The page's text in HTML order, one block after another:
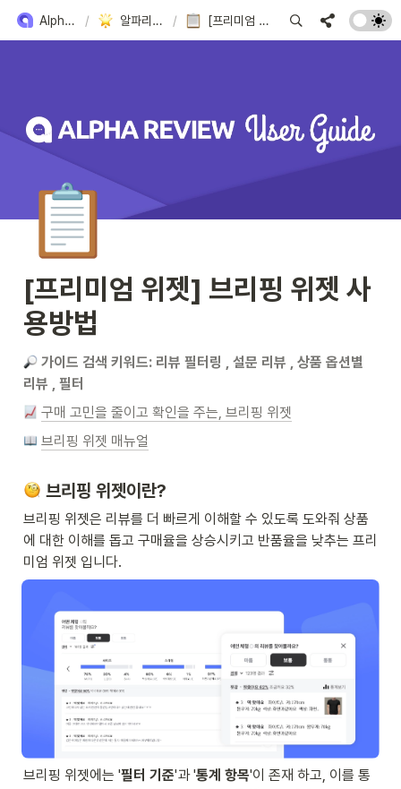
Alpha Review 사용 방법 / 알파리뷰만의 프리미엄 - 브리핑 위젯(카페24 전용) / [프리미엄 위젯] 브리핑 위젯 사용방법
📋
[프리미엄 위젯] 브리핑 위젯 사
용방법
가이드 검색 키워드: 리뷰 필터링 , 설문 리뷰 , 상품 옵션별
리뷰 , 필터
구매 고민을 줄이고 확인을 주는, 브리핑 위젯
브리핑 위젯 매뉴얼
브리핑 위젯이란?
브리핑 위젯은 리뷰를 더 빠르게 이해할 수 있도록 도와줘 상품
에 대한 이해를 돕고 구매율을 상승시키고 반품율을 낮추는 프리
미엄 위젯 입니다.
브리핑 위젯에는 '필터 기준'과 '통계 항목'이 존재 하고, 이를 통